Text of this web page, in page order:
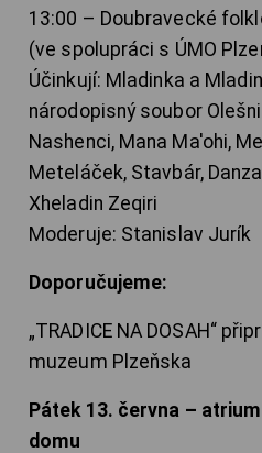
13:00 – Doubravecké
(ve spolupráci s ÚMO
Účinkují: Mladinka a
národopisný soubor
Nashenci, Mana Ma'ohi,
Meteláček, Stavbár,
Xheladin Zeqiri
Moderuje: Stanislav Jurík
Doporučujeme:
„TRADICE NA DOSAH“
muzeum Plzeňska
Pátek 13. června –
domu